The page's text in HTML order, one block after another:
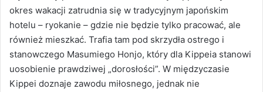
okres wakacji zatrudnia się w tradycyjnym japońskim
hotelu – ryokanie – gdzie nie będzie tylko pracować, ale
również mieszkać. Trafia tam pod skrzydła ostrego i
stanowczego Masumiego Honjo, który dla Kippeia stanowi
uosobienie prawdziwej „dorosłości”. W międzyczasie
Kippei doznaje zawodu miłosnego, jednak nie